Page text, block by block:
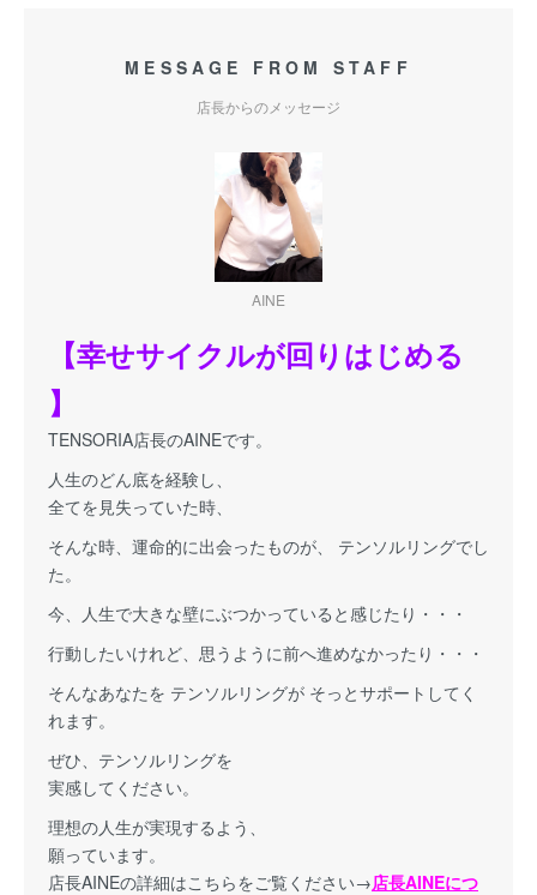
MESSAGE FROM STAFF
店長からのメッセージ
AINE
【幸せサイクルが回りはじめる
】
TENSORIA店長のAINEです。
人生のどん底を経験し、
全てを見失っていた時、
そんな時、運命的に出会ったものが、 テンソルリングでし
た。
今、人生で大きな壁にぶつかっていると感じたり・・・
行動したいけれど、思うように前へ進めなかったり・・・
そんなあなたを テンソルリングが そっとサポートしてく
れます。
ぜひ、テンソルリングを
実感してください。
理想の人生が実現するよう、
願っています。
店長AINEの詳細はこちらをご覧ください→店長AINEにつ